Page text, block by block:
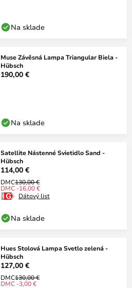
Na sklade
Muse Závěsná Lampa Triangular Biela -
Hübsch
190,00 €
Na sklade
Satellite Nástenné Svietidlo Sand -
Hübsch
114,00 €
DMC130,00 €
DMC -16,00 €
Dátový list
Na sklade
Hues Stolová Lampa Svetlo zelená -
Hübsch
127,00 €
DMC130,00 €
DMC -3,00 €